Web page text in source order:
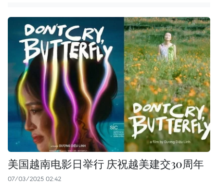
美国越南电影日举行 庆祝越美建交30周年
07/03/2025 02:42